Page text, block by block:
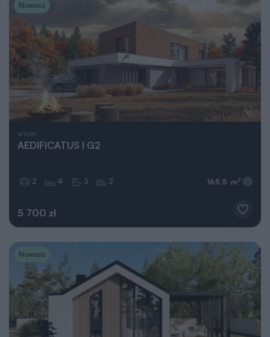
Nowość
MT095
AEDIFICATUS I G2
5 700 zł
2 4 3 2 165,5 m 2
Nowość